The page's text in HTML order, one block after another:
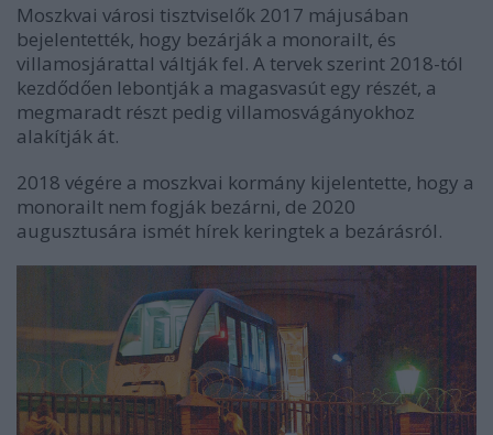
Moszkvai városi tisztviselők 2017 májusában
bejelentették, hogy bezárják a monorailt, és
villamosjárattal váltják fel. A tervek szerint 2018-tól
kezdődően lebontják a magasvasút egy részét, a
megmaradt részt pedig villamosvágányokhoz
alakítják át.
2018 végére a moszkvai kormány kijelentette, hogy a
monorailt nem fogják bezárni, de 2020
augusztusára ismét hírek keringtek a bezárásról.